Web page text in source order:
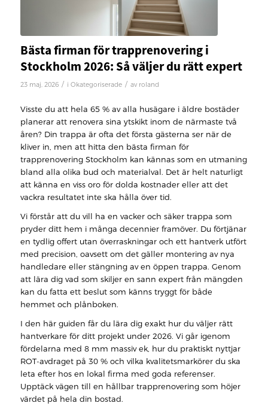
Bästa firman för trapprenovering i
Stockholm 2026: Så väljer du rätt expert
23 maj, 2026 / i Okategoriserade / av roland
Visste du att hela 65 % av alla husägare i äldre bostäder
planerar att renovera sina ytskikt inom de närmaste två
åren? Din trappa är ofta det första gästerna ser när de
kliver in, men att hitta den bästa firman för
trapprenovering Stockholm kan kännas som en utmaning
bland alla olika bud och materialval. Det är helt naturligt
att känna en viss oro för dolda kostnader eller att det
vackra resultatet inte ska hålla över tid.
Vi förstår att du vill ha en vacker och säker trappa som
pryder ditt hem i många decennier framöver. Du förtjänar
en tydlig offert utan överraskningar och ett hantverk utfört
med precision, oavsett om det gäller montering av nya
handledare eller stängning av en öppen trappa. Genom
att lära dig vad som skiljer en sann expert från mängden
kan du fatta ett beslut som känns tryggt för både
hemmet och plånboken.
I den här guiden får du lära dig exakt hur du väljer rätt
hantverkare för ditt projekt under 2026. Vi går igenom
fördelarna med 8 mm massiv ek, hur du praktiskt nyttjar
ROT-avdraget på 30 % och vilka kvalitetsmarkörer du ska
leta efter hos en lokal firma med goda referenser.
Upptäck vägen till en hållbar trapprenovering som höjer
värdet på hela din bostad.